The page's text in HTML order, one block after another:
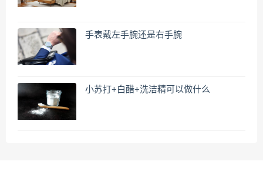
手表戴左手腕还是右手腕
小苏打+白醋+洗洁精可以做什么